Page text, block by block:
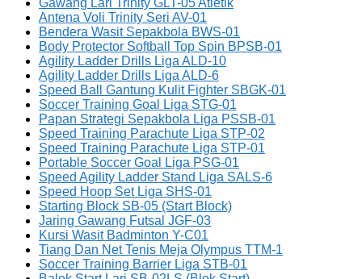
Antena Voli Trinity Seri AV-01
Bendera Wasit Sepakbola BWS-01
Body Protector Softball Top Spin BPSB-01
Agility Ladder Drills Liga ALD-10
Agility Ladder Drills Liga ALD-6
Speed Ball Gantung Kulit Fighter SBGK-01
Soccer Training Goal Liga STG-01
Papan Strategi Sepakbola Liga PSSB-01
Speed Training Parachute Liga STP-02
Speed Training Parachute Liga STP-01
Portable Soccer Goal Liga PSG-01
Speed Agility Ladder Stand Liga SALS-6
Speed Hoop Set Liga SHS-01
Starting Block SB-05 (Start Block)
Jaring Gawang Futsal JGF-03
Kursi Wasit Badminton Y-C01
Tiang Dan Net Tenis Meja Olympus TTM-1
Soccer Training Barrier Liga STB-01